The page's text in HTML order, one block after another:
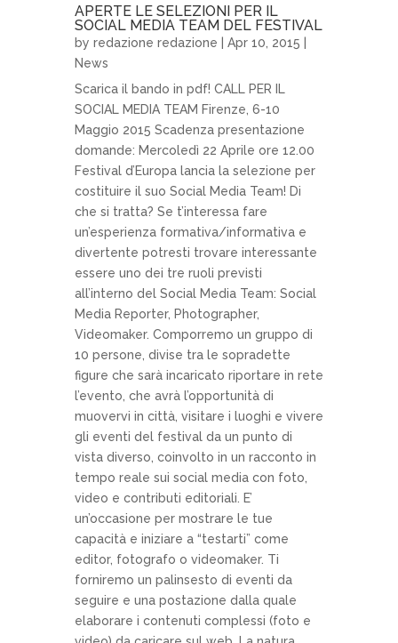
APERTE LE SELEZIONI PER IL
SOCIAL MEDIA TEAM DEL FESTIVAL
by redazione redazione | Apr 10, 2015 |
News
Scarica il bando in pdf! CALL PER IL
SOCIAL MEDIA TEAM Firenze, 6-10
Maggio 2015 Scadenza presentazione
domande: Mercoledì 22 Aprile ore 12.00
Festival d’Europa lancia la selezione per
costituire il suo Social Media Team! Di
che si tratta? Se t’interessa fare
un’esperienza formativa/informativa e
divertente potresti trovare interessante
essere uno dei tre ruoli previsti
all’interno del Social Media Team: Social
Media Reporter, Photographer,
Videomaker. Comporremo un gruppo di
10 persone, divise tra le sopradette
figure che sarà incaricato riportare in rete
l’evento, che avrà l’opportunità di
muovervi in città, visitare i luoghi e vivere
gli eventi del festival da un punto di
vista diverso, coinvolto in un racconto in
tempo reale sui social media con foto,
video e contributi editoriali. E’
un’occasione per mostrare le tue
capacità e iniziare a “testarti” come
editor, fotografo o videomaker. Ti
forniremo un palinsesto di eventi da
seguire e una postazione dalla quale
elaborare i contenuti complessi (foto e